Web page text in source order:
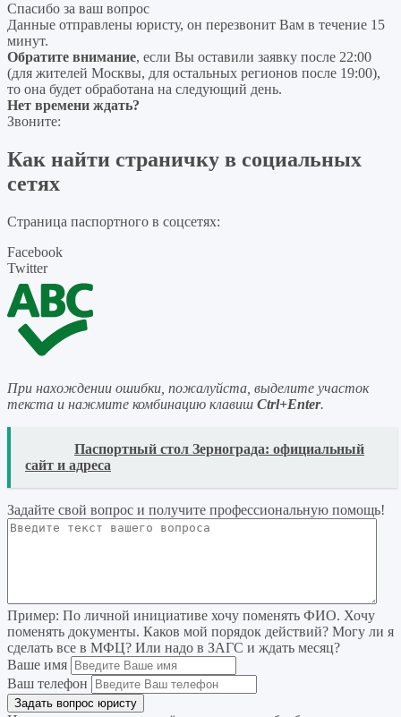
Спасибо за ваш вопрос
Данные отправлены юристу, он перезвонит Вам в течение 15
минут.
Обратите внимание, если Вы оставили заявку после 22:00
(для жителей Москвы, для остальных регионов после 19:00),
то она будет обработана на следующий день.
Нет времени ждать?
Звоните:
Как найти страничку в социальных
сетях
Страница паспортного в соцсетях:
Facebook
Twitter
При нахождении ошибки, пожалуйста, выделите участок
текста и нажмите комбинацию клавиш Ctrl+Enter.
Паспортный стол Зернограда: официальный
сайт и адреса
Задайте свой вопрос и получите профессиональную помощь!
Пример: По личной инициативе хочу поменять ФИО. Хочу
поменять документы. Каков мой порядок действий? Могу ли я
сделать все в МФЦ? Или надо в ЗАГС и ждать месяц?
Ваше имя
Ваш телефон